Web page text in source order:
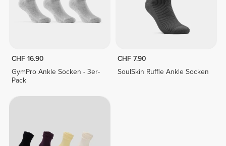
CHF 16.90
GymPro Ankle Socken - 3er-
Pack
CHF 7.90
SoulSkin Ruffle Ankle Socken